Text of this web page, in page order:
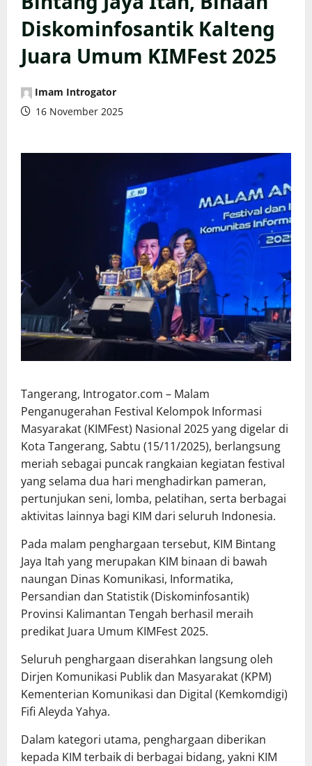
Diskominfosantik Kalteng
Juara Umum KIMFest 2025
Imam Introgator
16 November 2025
Tangerang, Introgator.com – Malam
Penganugerahan Festival Kelompok Informasi
Masyarakat (KIMFest) Nasional 2025 yang digelar di
Kota Tangerang, Sabtu (15/11/2025), berlangsung
meriah sebagai puncak rangkaian kegiatan festival
yang selama dua hari menghadirkan pameran,
pertunjukan seni, lomba, pelatihan, serta berbagai
aktivitas lainnya bagi KIM dari seluruh Indonesia.
Pada malam penghargaan tersebut, KIM Bintang
Jaya Itah yang merupakan KIM binaan di bawah
naungan Dinas Komunikasi, Informatika,
Persandian dan Statistik (Diskominfosantik)
Provinsi Kalimantan Tengah berhasil meraih
predikat Juara Umum KIMFest 2025.
Seluruh penghargaan diserahkan langsung oleh
Dirjen Komunikasi Publik dan Masyarakat (KPM)
Kementerian Komunikasi dan Digital (Kemkomdigi)
Fifi Aleyda Yahya.
Dalam kategori utama, penghargaan diberikan
kepada KIM terbaik di berbagai bidang, yakni KIM